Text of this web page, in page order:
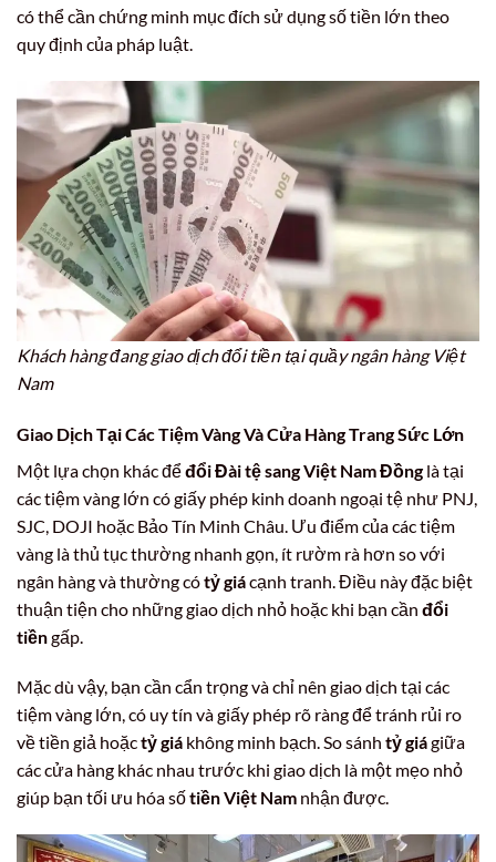
có thể cần chứng minh mục đích sử dụng số tiền lớn theo
quy định của pháp luật.
Khách hàng đang giao dịch đổi tiền tại quầy ngân hàng Việt
Nam
Giao Dịch Tại Các Tiệm Vàng Và Cửa Hàng Trang Sức Lớn
Một lựa chọn khác đểđổi Đài tệ sang Việt Nam Đồnglà tại
các tiệm vàng lớn có giấy phép kinh doanh ngoại tệ như PNJ,
SJC, DOJI hoặc Bảo Tín Minh Châu. Ưu điểm của các tiệm
vàng là thủ tục thường nhanh gọn, ít rườm rà hơn so với
ngân hàng và thường cótỷ giácạnh tranh. Điều này đặc biệt
thuận tiện cho những giao dịch nhỏ hoặc khi bạn cần đổi
tiềngấp.
Mặc dù vậy, bạn cần cẩn trọng và chỉ nên giao dịch tại các
tiệm vàng lớn, có uy tín và giấy phép rõ ràng để tránh rủi ro
về tiền giả hoặctỷ giá không minh bạch. So sánh tỷ giágiữa
các cửa hàng khác nhau trước khi giao dịch là một mẹo nhỏ
giúp bạn tối ưu hóa sốtiền Việt Nam nhận được.